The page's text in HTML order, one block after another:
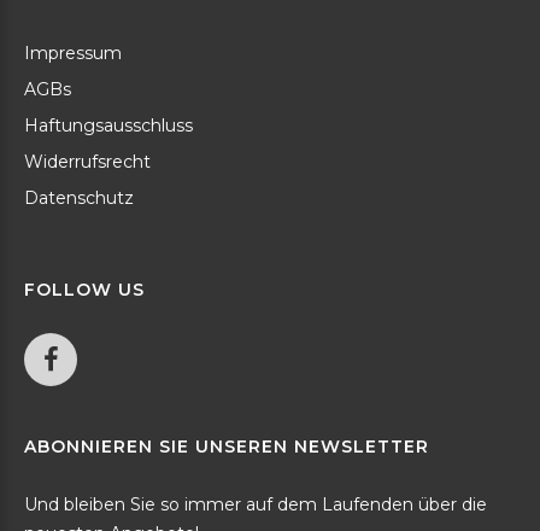
Impressum
AGBs
Haftungsausschluss
Widerrufsrecht
Datenschutz
FOLLOW US
ABONNIEREN SIE UNSEREN NEWSLETTER
Und bleiben Sie so immer auf dem Laufenden über die